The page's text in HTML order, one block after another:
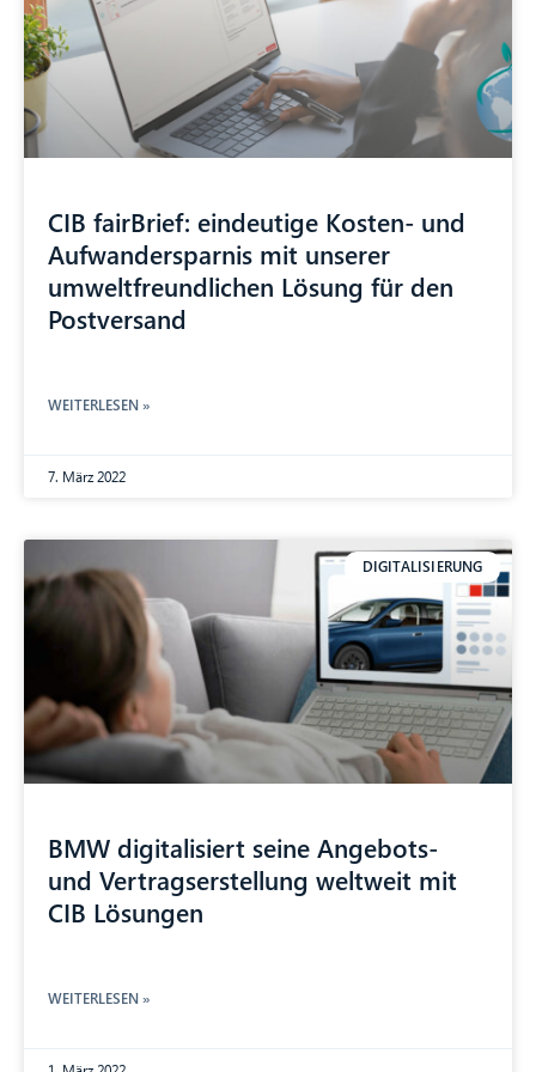
CIB fairBrief: eindeutige Kosten- und
Aufwandersparnis mit unserer
umweltfreundlichen Lösung für den
Postversand
WEITERLESEN »
7. März 2022
DIGITALISIERUNG
BMW digitalisiert seine Angebots-
und Vertragserstellung weltweit mit
CIB Lösungen
WEITERLESEN »
CIB AI ChatBot
Hallo! Was kann ich für Sie tun?